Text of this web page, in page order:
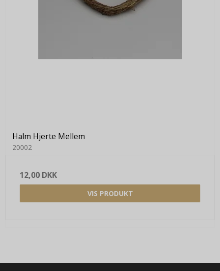
Halm Hjerte Mellem
20002
12,00 DKK
VIS PRODUKT